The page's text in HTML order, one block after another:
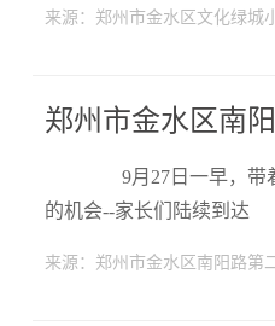
来源：郑州市金水区文化绿城
郑州市金水区南
9月27日一早，带着
的机会--家长们陆续到达
来源：郑州市金水区南阳路第